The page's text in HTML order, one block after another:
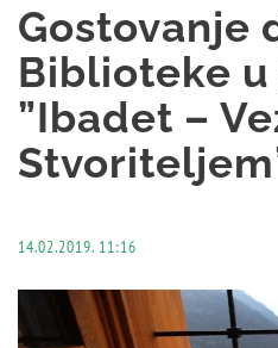
Gostovanje
Biblioteke u
”Ibadet –
14.02.2019. 11:16